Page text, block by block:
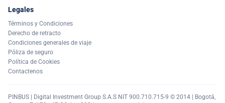
Legales
Términos y Condiciones
Derecho de retracto
Condiciones generales de viaje
Póliza de seguro
Política de Cookies
Contactenos
PINBUS | Digital Investment Group S.A.S NIT 900.710.715-9 © 2014 | Bogotá,